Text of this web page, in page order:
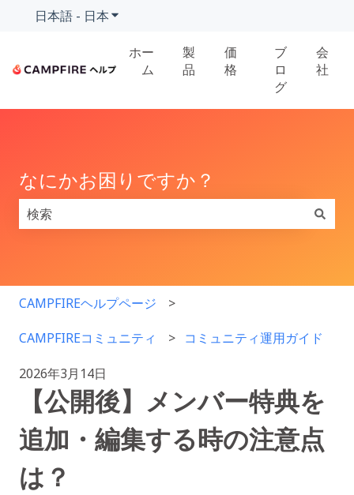
日本語 - 日本翻訳のサブメニューを表示
ホー
ム
製
品
価
格
ブ
ロ
グ
会
社
なにかお困りですか？
CAMPFIREヘルプページ
CAMPFIREコミュニティ コミュニティ運用ガイド
2026年3月14日
【公開後】メンバー特典を
追加・編集する時の注意点
は？